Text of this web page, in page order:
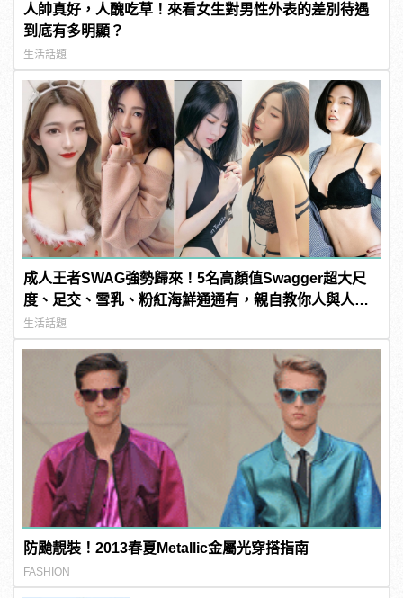
人帥真好，人醜吃草！來看女生對男性外表的差別待遇
到底有多明顯？
生活話題
成人王者SWAG強勢歸來！5名高顏值Swagger超大尺
度、足交、雪乳、粉紅海鮮通通有，親自教你人與人的
連結！ | manfashion這樣變型男
生活話題
防颱靚裝！2013春夏Metallic金屬光穿搭指南
FASHION